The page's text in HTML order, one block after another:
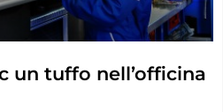
un tuffo nell’officina